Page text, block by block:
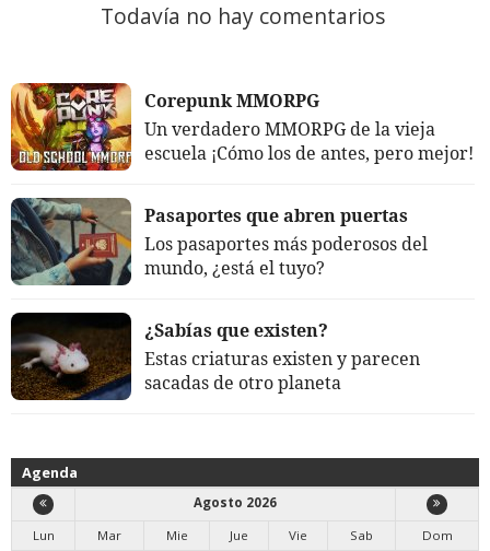
Todavía no hay comentarios
Corepunk MMORPG
Un verdadero MMORPG de la vieja
escuela ¡Cómo los de antes, pero mejor!
Pasaportes que abren puertas
Los pasaportes más poderosos del
mundo, ¿está el tuyo?
¿Sabías que existen?
Estas criaturas existen y parecen
sacadas de otro planeta
Agenda
Agosto 2026
Lun
Mar Mie Jue Vie Sab
Dom